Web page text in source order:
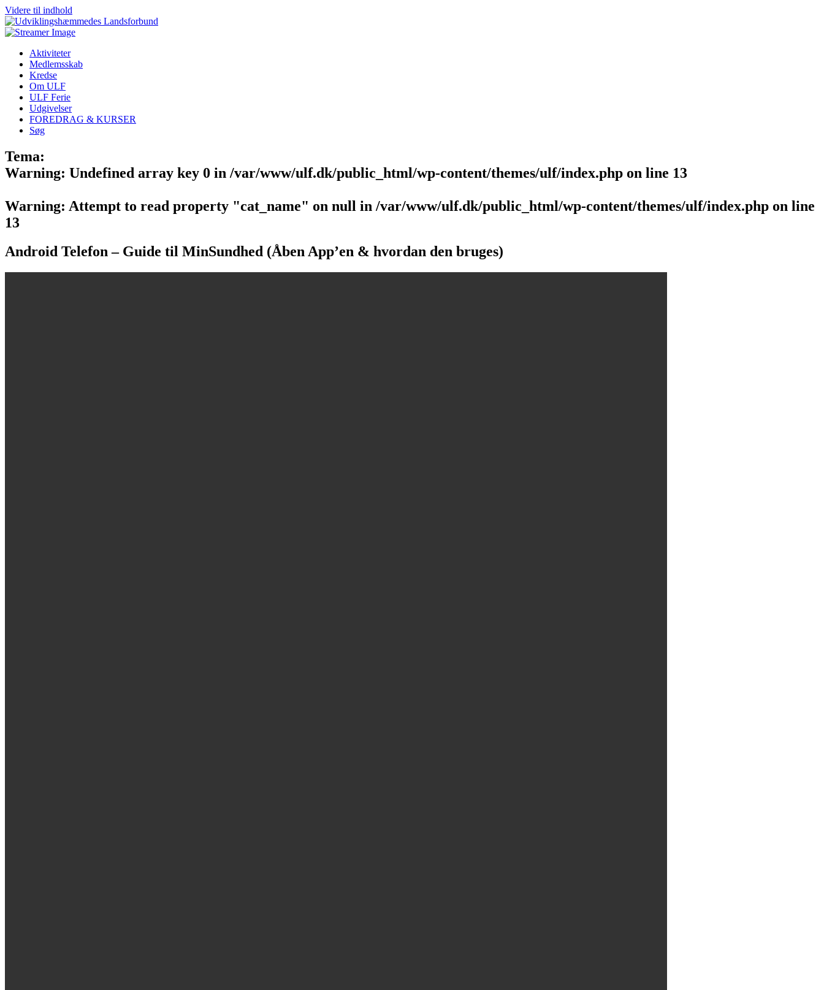
Videre til indhold
Aktiviteter
Medlemsskab
Kredse
Om ULF
ULF Ferie
Udgivelser
FOREDRAG & KURSER
Søg
Tema:
Warning: Undefined array key 0 in /var/www/ulf.dk/public_html/wp-content/themes/ulf/index.php on line 13
Warning: Attempt to read property "cat_name" on null in /var/www/ulf.dk/public_html/wp-content/themes/ulf/index.php on line
13
Android Telefon – Guide til MinSundhed (Åben App’en & hvordan den bruges)